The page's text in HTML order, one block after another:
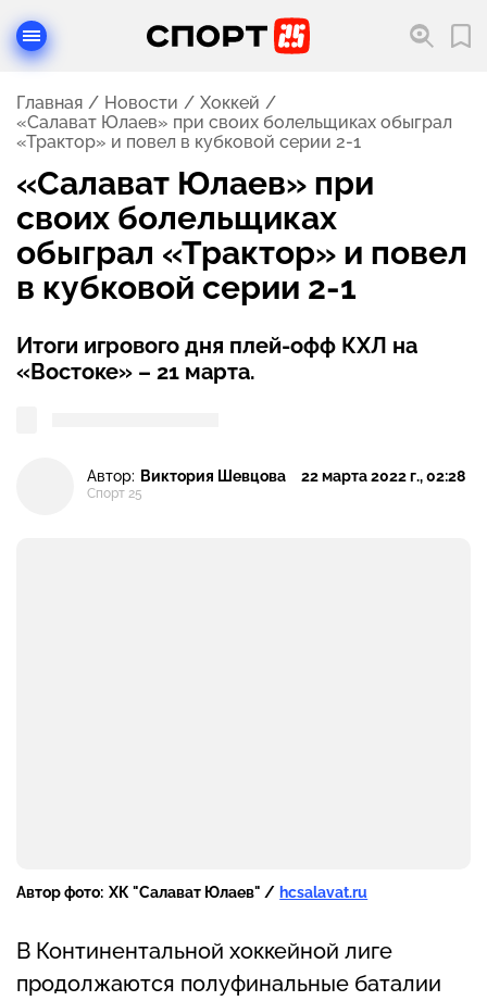
Главная Новости
Хоккей
«Салават Юлаев» при своих болельщиках обыграл
«Трактор» и повел в кубковой серии 2-1
«Салават Юлаев» при
своих болельщиках
обыграл «Трактор» и повел
в кубковой серии 2-1
Итоги игрового дня плей-офф КХЛ на
«Востоке» – 21 марта.
Автор: Виктория Шевцова
Спорт 25
22 марта 2022 г., 02:28
Автор фото: ХК "Салават Юлаев" / hcsalavat.ru
В Континентальной хоккейной лиге
продолжаются полуфинальные баталии